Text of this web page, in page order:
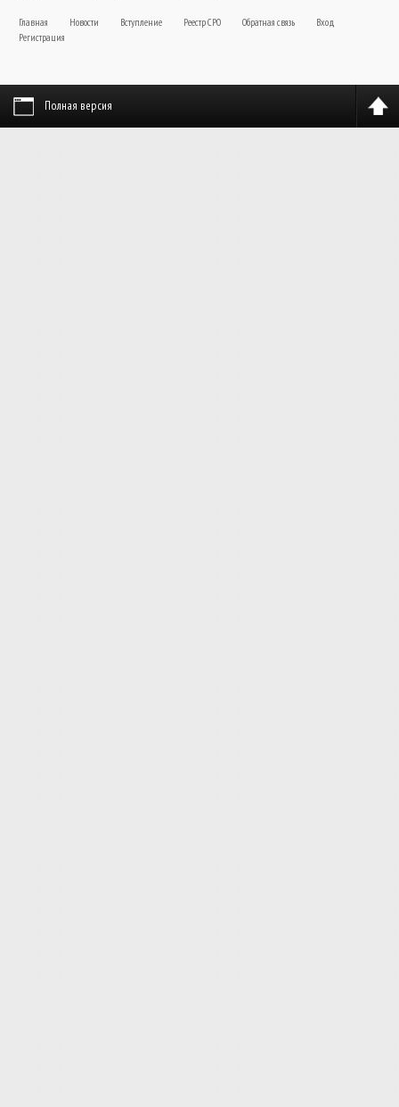
Главная Новости Вступление Реестр СРО Обратная связь
Вход
Регистрация
Полная версия